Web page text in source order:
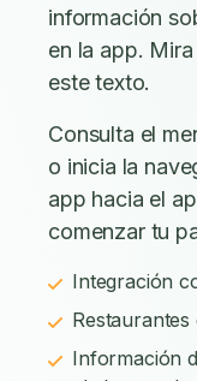
información
en la app.
este texto.
Consulta el
o inicia la
app hacia el
comenzar tu
Integración
Información